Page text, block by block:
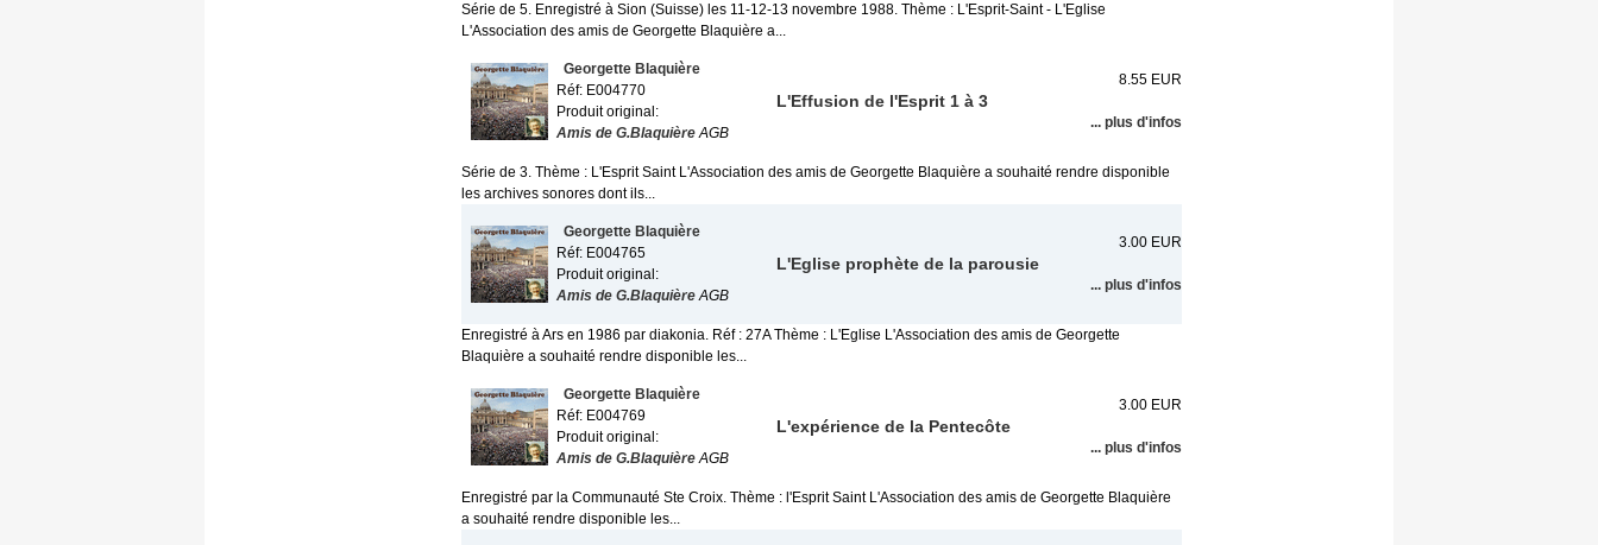
Série de 5. Enregistré à Sion (Suisse) les 11-12-13 novembre 1988. Thème : L'Esprit-Saint - L'Eglise
L'Association des amis de Georgette Blaquière a...
Georgette Blaquière
Réf: E004770
Produit original:
Amis de G.BlaquièreAGB
L'Effusion de l'Esprit 1 à 3
8.55 EUR
... plus d'infos
Série de 3. Thème : L'Esprit Saint L'Association des amis de Georgette Blaquière a souhaité rendre disponible
les archives sonores dont ils...
Georgette Blaquière
Réf: E004765
Produit original:
Amis de G.BlaquièreAGB
L'Eglise prophète de la parousie
3.00 EUR
... plus d'infos
Enregistré à Ars en 1986 par diakonia. Réf : 27A Thème : L'Eglise L'Association des amis de Georgette
Blaquière a souhaité rendre disponible les...
Georgette Blaquière
Réf: E004769
Produit original:
Amis de G.BlaquièreAGB
L'expérience de la Pentecôte
3.00 EUR
... plus d'infos
Enregistré par la Communauté Ste Croix. Thème : l'Esprit Saint L'Association des amis de Georgette Blaquière
a souhaité rendre disponible les...